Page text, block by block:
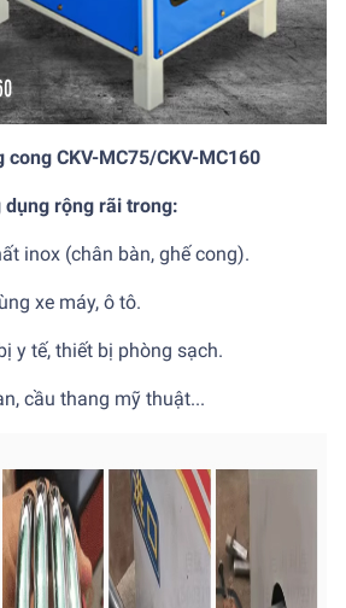
cong CKV-MC75/CKV-MC160
rộng rãi trong:
inox (chân bàn, ghế cong).
xe máy, ô tô.
y tế, thiết bị phòng sạch.
cầu thang mỹ thuật...